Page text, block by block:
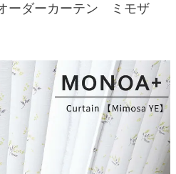
オーダーカーテン ミモザ